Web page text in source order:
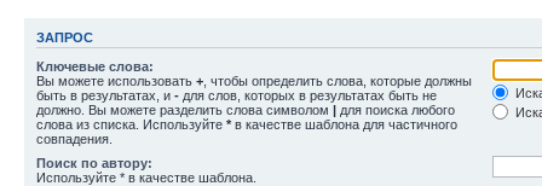
ЗАПРОС
Ключевые слова:
Вы можете использовать + , чтобы определить слова, которые должны
быть в результатах, и - для слов, которых в результатах быть не
должно. Вы можете разделить слова символом | для поиска любого
слова из списка. Используйте * в качестве шаблона для частичного
совпадения.
Поиск по автору:
Используйте * в качестве шаблона.